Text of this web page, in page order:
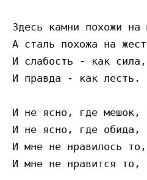
Здесь камни похожи на
А сталь похожа на
И слабость - как сила,
И правда - как лесть.
И не ясно, где мешок,
И не ясно, где обида,
И мне не нравилось
И мне не нравится то,